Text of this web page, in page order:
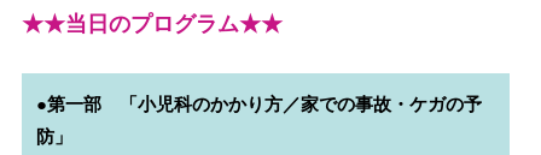
★★当日のプログラム★★
●第一部　「小児科のかかり方／家での事故・ケガの予
防」